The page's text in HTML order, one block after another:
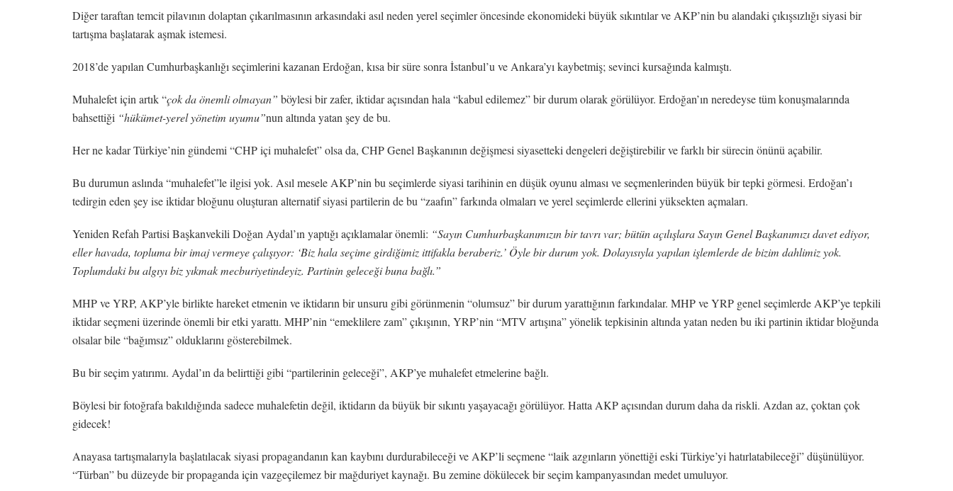
Diğer taraftan temcit pilavının dolaptan çıkarılmasının arkasındaki asıl neden yerel seçimler öncesinde ekonomideki büyük sıkıntılar ve AKP’nin bu alandaki çıkışsızlığı siyasi bir
tartışma başlatarak aşmak istemesi.
2018’de yapılan Cumhurbaşkanlığı seçimlerini kazanan Erdoğan, kısa bir süre sonra İstanbul’u ve Ankara’yı kaybetmiş; sevinci kursağında kalmıştı.
Muhalefet için artık “çok da önemli olmayan” böylesi bir zafer, iktidar açısından hala “kabul edilemez” bir durum olarak görülüyor. Erdoğan’ın neredeyse tüm konuşmalarında
bahsettiği “hükümet-yerel yönetim uyumu”nun altında yatan şey de bu.
Her ne kadar Türkiye’nin gündemi “CHP içi muhalefet” olsa da, CHP Genel Başkanının değişmesi siyasetteki dengeleri değiştirebilir ve farklı bir sürecin önünü açabilir.
Bu durumun aslında “muhalefet”le ilgisi yok. Asıl mesele AKP’nin bu seçimlerde siyasi tarihinin en düşük oyunu alması ve seçmenlerinden büyük bir tepki görmesi. Erdoğan’ı
tedirgin eden şey ise iktidar bloğunu oluşturan alternatif siyasi partilerin de bu “zaafın” farkında olmaları ve yerel seçimlerde ellerini yüksekten açmaları.
Yeniden Refah Partisi Başkanvekili Doğan Aydal’ın yaptığı açıklamalar önemli: “Sayın Cumhurbaşkanımızın bir tavrı var; bütün açılışlara Sayın Genel Başkanımızı davet ediyor,
eller havada, topluma bir imaj vermeye çalışıyor: ‘Biz hala seçime girdiğimiz ittifakla beraberiz.’ Öyle bir durum yok. Dolayısıyla yapılan işlemlerde de bizim dahlimiz yok.
Toplumdaki bu algıyı biz yıkmak mecburiyetindeyiz. Partinin geleceği buna bağlı.”
MHP ve YRP, AKP’yle birlikte hareket etmenin ve iktidarın bir unsuru gibi görünmenin “olumsuz” bir durum yarattığının farkındalar. MHP ve YRP genel seçimlerde AKP’ye tepkili
iktidar seçmeni üzerinde önemli bir etki yarattı. MHP’nin “emeklilere zam” çıkışının, YRP’nin “MTV artışına” yönelik tepkisinin altında yatan neden bu iki partinin iktidar bloğunda
olsalar bile “bağımsız” olduklarını gösterebilmek.
Bu bir seçim yatırımı. Aydal’ın da belirttiği gibi “partilerinin geleceği”, AKP’ye muhalefet etmelerine bağlı.
Böylesi bir fotoğrafa bakıldığında sadece muhalefetin değil, iktidarın da büyük bir sıkıntı yaşayacağı görülüyor. Hatta AKP açısından durum daha da riskli. Azdan az, çoktan çok
gidecek!
Anayasa tartışmalarıyla başlatılacak siyasi propagandanın kan kaybını durdurabileceği ve AKP’li seçmene “laik azgınların yönettiği eski Türkiye’yi hatırlatabileceği” düşünülüyor.
“Türban” bu düzeyde bir propaganda için vazgeçilemez bir mağduriyet kaynağı. Bu zemine dökülecek bir seçim kampanyasından medet umuluyor.